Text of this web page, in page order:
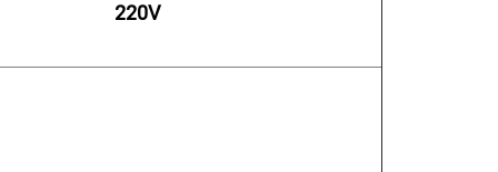
      220V